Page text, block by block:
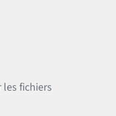
fichiers